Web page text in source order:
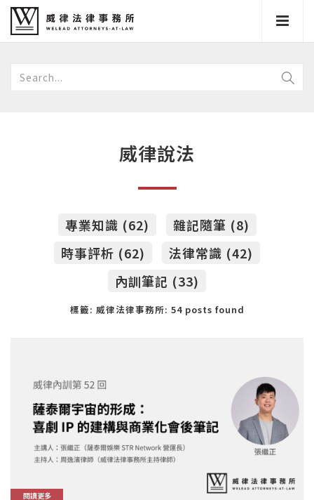
威律說法
專業知識 (62)
雜記隨筆 (8)
時事評析 (62)
法律常識 (42)
內訓筆記 (33)
標籤: 威律法律事務所: 54 posts found
閱讀更多